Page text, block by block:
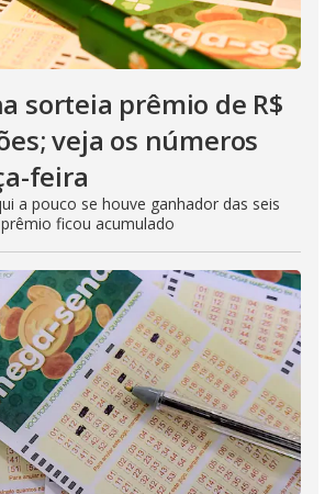
sorteia prêmio de R$
veja os números
feira
a pouco se houve ganhador das seis
ficou acumulado